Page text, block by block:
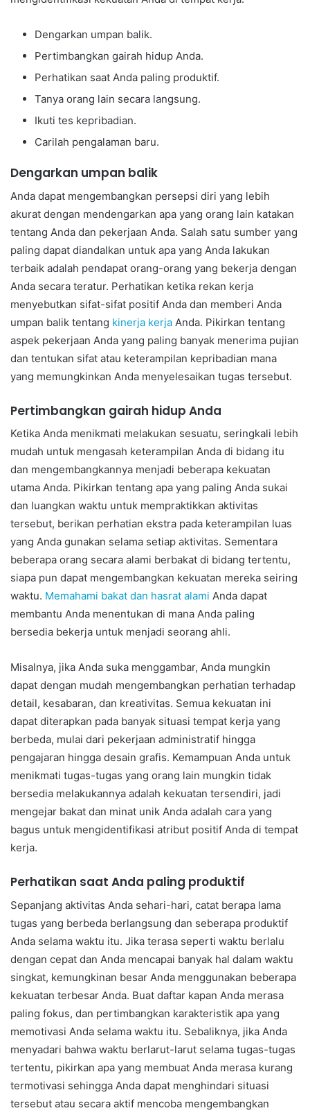
Dengarkan umpan balik.
Pertimbangkan gairah hidup Anda.
Perhatikan saat Anda paling produktif.
Tanya orang lain secara langsung.
Ikuti tes kepribadian.
Carilah pengalaman baru.
Dengarkan umpan balik
Anda dapat mengembangkan persepsi diri yang lebih
akurat dengan mendengarkan apa yang orang lain katakan
tentang Anda dan pekerjaan Anda. Salah satu sumber yang
paling dapat diandalkan untuk apa yang Anda lakukan
terbaik adalah pendapat orang-orang yang bekerja dengan
Anda secara teratur. Perhatikan ketika rekan kerja
menyebutkan sifat-sifat positif Anda dan memberi Anda
umpan balik tentang kinerja kerja Anda. Pikirkan tentang
aspek pekerjaan Anda yang paling banyak menerima pujian
dan tentukan sifat atau keterampilan kepribadian mana
yang memungkinkan Anda menyelesaikan tugas tersebut.
Pertimbangkan gairah hidup Anda
Ketika Anda menikmati melakukan sesuatu, seringkali lebih
mudah untuk mengasah keterampilan Anda di bidang itu
dan mengembangkannya menjadi beberapa kekuatan
utama Anda. Pikirkan tentang apa yang paling Anda sukai
dan luangkan waktu untuk mempraktikkan aktivitas
tersebut, berikan perhatian ekstra pada keterampilan luas
yang Anda gunakan selama setiap aktivitas. Sementara
beberapa orang secara alami berbakat di bidang tertentu,
siapa pun dapat mengembangkan kekuatan mereka seiring
waktu. Memahami bakat dan hasrat alami Anda dapat
membantu Anda menentukan di mana Anda paling
bersedia bekerja untuk menjadi seorang ahli.
Misalnya, jika Anda suka menggambar, Anda mungkin
dapat dengan mudah mengembangkan perhatian terhadap
detail, kesabaran, dan kreativitas. Semua kekuatan ini
dapat diterapkan pada banyak situasi tempat kerja yang
berbeda, mulai dari pekerjaan administratif hingga
pengajaran hingga desain grafis. Kemampuan Anda untuk
menikmati tugas-tugas yang orang lain mungkin tidak
bersedia melakukannya adalah kekuatan tersendiri, jadi
mengejar bakat dan minat unik Anda adalah cara yang
bagus untuk mengidentifikasi atribut positif Anda di tempat
kerja.
Perhatikan saat Anda paling produktif
Sepanjang aktivitas Anda sehari-hari, catat berapa lama
tugas yang berbeda berlangsung dan seberapa produktif
Anda selama waktu itu. Jika terasa seperti waktu berlalu
dengan cepat dan Anda mencapai banyak hal dalam waktu
singkat, kemungkinan besar Anda menggunakan beberapa
kekuatan terbesar Anda. Buat daftar kapan Anda merasa
paling fokus, dan pertimbangkan karakteristik apa yang
memotivasi Anda selama waktu itu. Sebaliknya, jika Anda
menyadari bahwa waktu berlarut-larut selama tugas-tugas
tertentu, pikirkan apa yang membuat Anda merasa kurang
termotivasi sehingga Anda dapat menghindari situasi
tersebut atau secara aktif mencoba mengembangkan